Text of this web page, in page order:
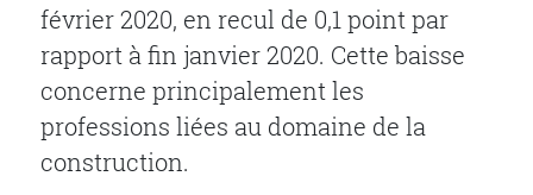
février 2020, en recul de 0,1 point par
rapport à fin janvier 2020. Cette baisse
concerne principalement les
professions liées au domaine de la
construction.